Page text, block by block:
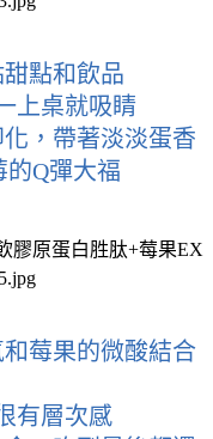
點和飲品
上桌就吸睛
，帶著淡淡蛋香
的Q彈大福
莓果的微酸結合
有層次感